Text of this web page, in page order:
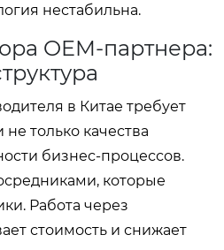
нестабильна.
OEM-партнера:
в Китае требует
только качества
бизнес-процессов.
которые
Работа через
стоимость и снижает